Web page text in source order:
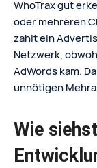
WhoTrax gut
oder mehreren
zahlt ein
Netzwerk,
AdWords kam.
unnötigen
Wie